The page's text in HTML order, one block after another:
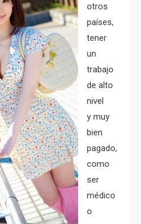
otros
países,
tener
un
trabajo
de alto
nivel
y muy
bien
pagado,
como
ser
médico
o